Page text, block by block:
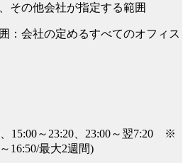
その他会社が指定する範囲
：会社の定めるすべてのオフィス
、15:00～23:20、23:00～翌7:20 ※
16:50/最大2週間)